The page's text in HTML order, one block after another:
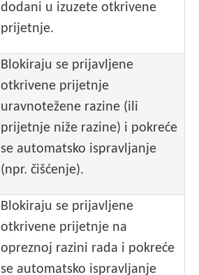
dodani u izuzete otkrivene
prijetnje.
Blokiraju se prijavljene
otkrivene prijetnje
uravnotežene razine (ili
prijetnje niže razine) i pokreće
se automatsko ispravljanje
(npr. čišćenje).
Blokiraju se prijavljene
otkrivene prijetnje na
opreznoj razini rada i pokreće
se automatsko ispravljanje